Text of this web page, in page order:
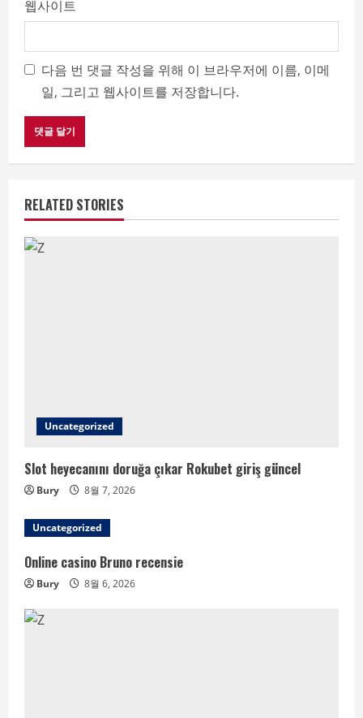
웹사이트
다음 번 댓글 작성을 위해 이 브라우저에 이름, 이메
일, 그리고 웹사이트를 저장합니다.
RELATED STORIES
Uncategorized
Slot heyecanını doruğa çıkar Rokubet giriş güncel
Bury 8월 7, 2026
Uncategorized
Online casino Bruno recensie
Bury 8월 6, 2026